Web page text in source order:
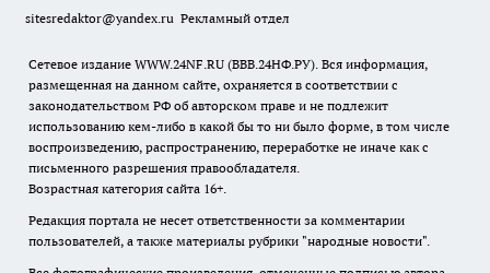
sitesredaktor@yandex.ru Рекламный отдел
Сетевое издание WWW.24NF.RU (ВВВ.24НФ.РУ). Вся информация,
размещенная на данном сайте, охраняется в соответствии с
законодательством РФ об авторском праве и не подлежит
использованию кем-либо в какой бы то ни было форме, в том числе
воспроизведению, распространению, переработке не иначе как с
письменного разрешения правообладателя.
Возрастная категория сайта 16+.
Редакция портала не несет ответственности за комментарии
пользователей, а также материалы рубрики "народные новости".